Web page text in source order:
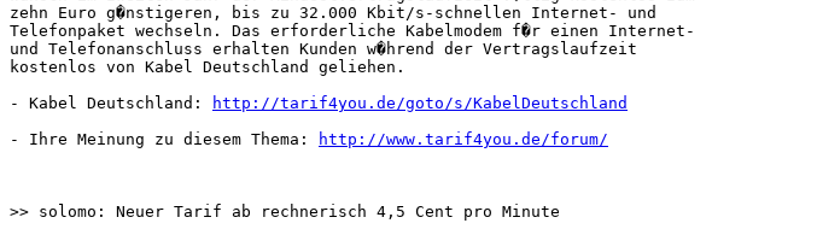
zehn Euro g�nstigeren, bis zu 32.000 Kbit/s-schnellen Internet- und
Telefonpaket wechseln. Das erforderliche Kabelmodem f�r einen Internet-
und Telefonanschluss erhalten Kunden w�hrend der Vertragslaufzeit
kostenlos von Kabel Deutschland geliehen.
- Kabel Deutschland:
http://tarif4you.de/goto/s/KabelDeutschland
- Ihre Meinung zu diesem Thema:
http://www.tarif4you.de/forum/
>> solomo: Neuer Tarif ab rechnerisch 4,5 Cent pro Minute